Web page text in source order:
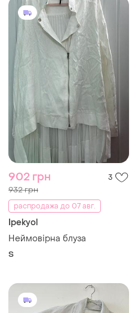
902 грн 3
932 грн
распродажа до 07 авг.
Ipekyol
Неймовірна блуза
S